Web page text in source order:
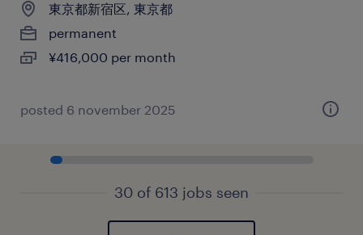
東京都新宿区, 東京都
permanent
¥416,000 per month
posted 6 november 2025
30 of 613 jobs seen